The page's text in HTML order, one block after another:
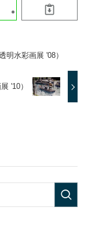
明水彩画展 '08）
'10）